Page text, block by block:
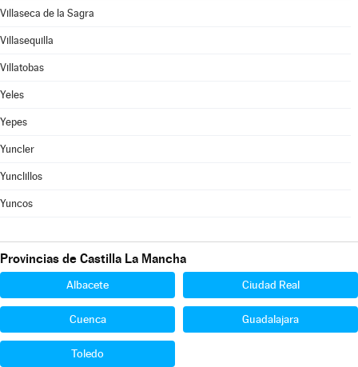
Villaseca de la Sagra
Villasequilla
Villatobas
Yeles
Yepes
Yuncler
Yunclillos
Yuncos
Provincias de Castilla La Mancha
Albacete Ciudad Real
Cuenca Guadalajara
Toledo